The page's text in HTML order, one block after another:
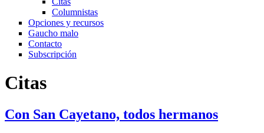
Columnistas
Opciones y recursos
Gaucho malo
Contacto
Subscripción
Citas
Con San Cayetano, todos hermanos